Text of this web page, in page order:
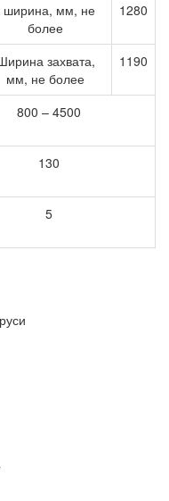
ширина, мм, не
более
1280
захвата,
мм, не более
1190
800 – 4500
130
5